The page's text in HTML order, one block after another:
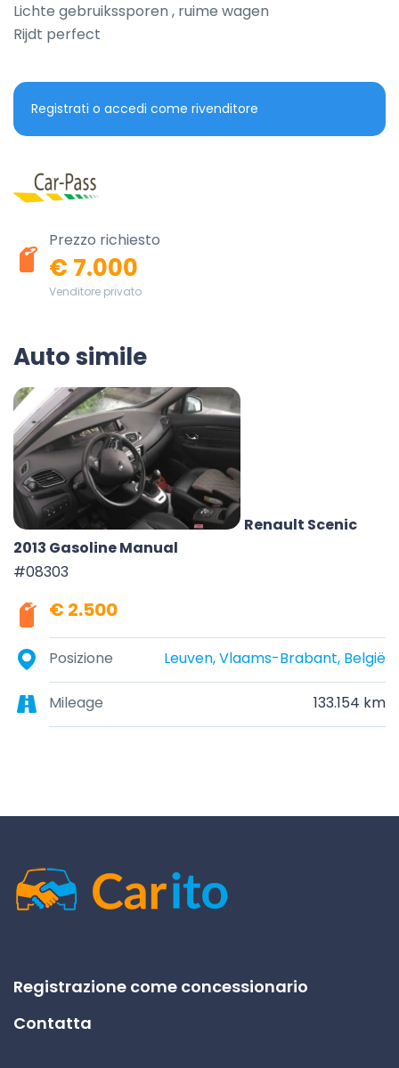
Lichte gebruikssporen , ruime wagen
Rijdt perfect
Registrati o accedi come rivenditore
Prezzo richiesto
€ 7.000
Venditore privato
Auto simile
Renault Scenic
2013 Gasoline Manual
#08303
€ 2.500
Posizione Leuven, Vlaams-Brabant, België
Mileage 133.154 km
Registrazione come concessionario
Contatta